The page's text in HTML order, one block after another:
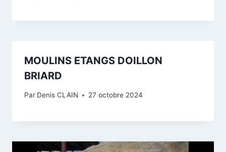
MOULINS ETANGS DOILLON
BRIARD
Par Denis CLAIN 27 octobre 2024